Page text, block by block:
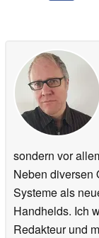
sondern vor
Neben diversen
Systeme als
Handhelds. Ich
Redakteur und